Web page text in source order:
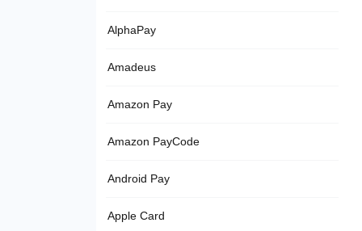
AlphaPay
Amadeus
Amazon Pay
Amazon PayCode
Android Pay
Apple Card